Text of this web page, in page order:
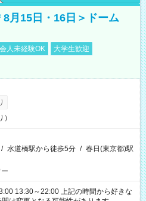
月15日・16日＞ドーム
人未経験OK
大学生歓迎
/ 水道橋駅から徒歩5分 / 春日(東京都)駅
上記の時間から好きな